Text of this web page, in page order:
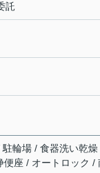
託
輪場 / 食器洗い乾燥
便座 / オートロック /